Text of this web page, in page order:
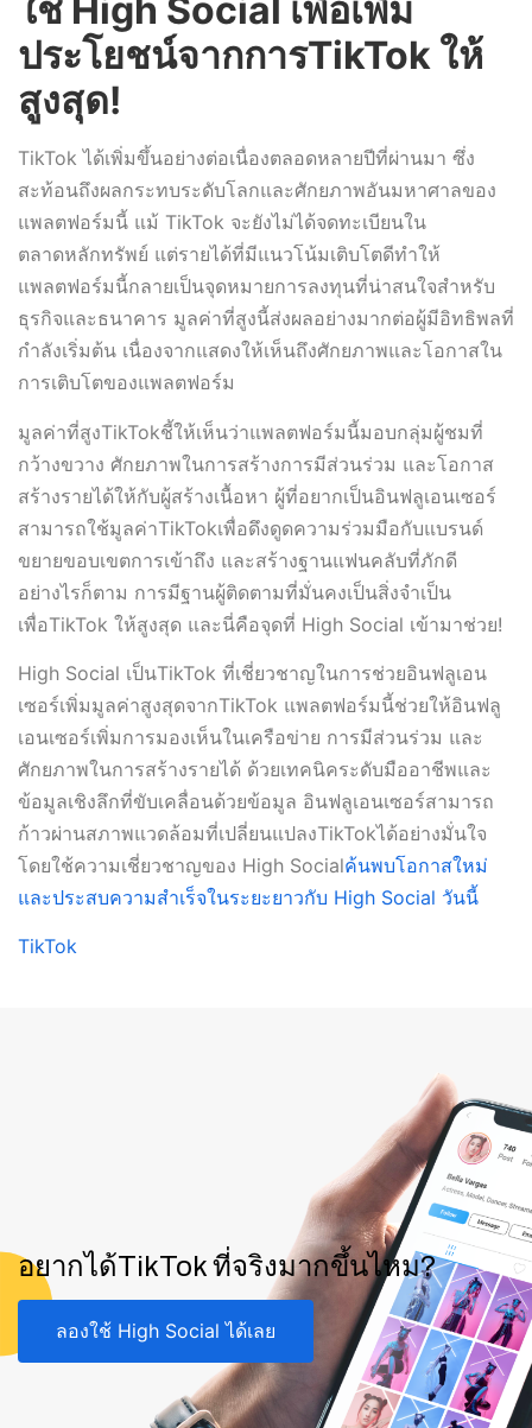
ใช้ High Social เพื่อเพิ่ม
ประโยชน์จากการTikTok ให้
สูงสุด!
TikTok ได้เพิ่มขึ้นอย่างต่อเนื่องตลอดหลายปีที่ผ่านมา ซึ่ง
สะท้อนถึงผลกระทบระดับโลกและศักยภาพอันมหาศาลของ
แพลตฟอร์มนี้ แม้ TikTok จะยังไม่ได้จดทะเบียนใน
ตลาดหลักทรัพย์ แต่รายได้ที่มีแนวโน้มเติบโตดีทำให้
แพลตฟอร์มนี้กลายเป็นจุดหมายการลงทุนที่น่าสนใจสำหรับ
ธุรกิจและธนาคาร มูลค่าที่สูงนี้ส่งผลอย่างมากต่อผู้มีอิทธิพลที่
กำลังเริ่มต้น เนื่องจากแสดงให้เห็นถึงศักยภาพและโอกาสใน
การเติบโตของแพลตฟอร์ม
มูลค่าที่สูงTikTokชี้ให้เห็นว่าแพลตฟอร์มนี้มอบกลุ่มผู้ชมที่
กว้างขวาง ศักยภาพในการสร้างการมีส่วนร่วม และโอกาส
สร้างรายได้ให้กับผู้สร้างเนื้อหา ผู้ที่อยากเป็นอินฟลูเอนเซอร์
สามารถใช้มูลค่าTikTokเพื่อดึงดูดความร่วมมือกับแบรนด์
ขยายขอบเขตการเข้าถึง และสร้างฐานแฟนคลับที่ภักดี
อย่างไรก็ตาม การมีฐานผู้ติดตามที่มั่นคงเป็นสิ่งจำเป็น
เพื่อTikTok ให้สูงสุด และนี่คือจุดที่ High Social เข้ามาช่วย!
High Social เป็นTikTok ที่เชี่ยวชาญในการช่วยอินฟลูเอน
เซอร์เพิ่มมูลค่าสูงสุดจากTikTok แพลตฟอร์มนี้ช่วยให้อินฟลู
เอนเซอร์เพิ่มการมองเห็นในเครือข่าย การมีส่วนร่วม และ
ศักยภาพในการสร้างรายได้ ด้วยเทคนิคระดับมืออาชีพและ
ข้อมูลเชิงลึกที่ขับเคลื่อนด้วยข้อมูล อินฟลูเอนเซอร์สามารถ
ก้าวผ่านสภาพแวดล้อมที่เปลี่ยนแปลงTikTokได้อย่างมั่นใจ
โดยใช้ความเชี่ยวชาญของ High Socialค้นพบโอกาสใหม่
และประสบความสำเร็จในระยะยาวกับ High Social วันนี้
TikTok
อยากได้TikTok ที่จริงมากขึ้นไหม?
ลองใช้ High Social ได้เลย